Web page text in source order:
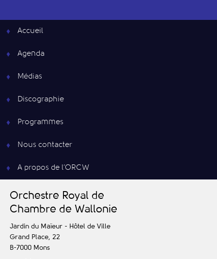
Accueil
Agenda
Médias
Discographie
Programmes
Nous contacter
A propos de l’ORCW
Orchestre Royal de
Chambre de Wallonie
Jardin du Maïeur - Hôtel de Ville
Grand Place, 22
B-7000 Mons